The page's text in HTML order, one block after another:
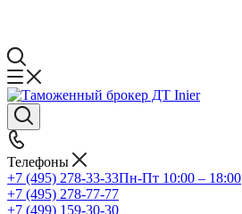
Телефоны
+7 (495) 278-33-33Пн-Пт 10:00 – 18:00
+7 (495) 278-77-77
+7 (499) 159-30-30